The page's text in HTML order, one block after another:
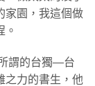
家園，我這個做
。
謂的台獨—台
之力的書生，他